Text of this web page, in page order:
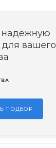
вашего
ПОДБОР